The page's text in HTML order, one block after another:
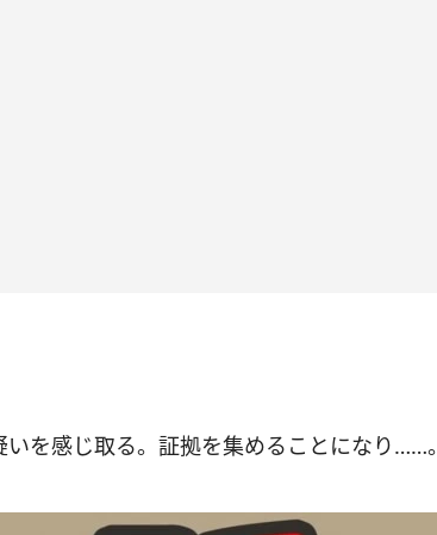
を感じ取る。証拠を集めることになり……。